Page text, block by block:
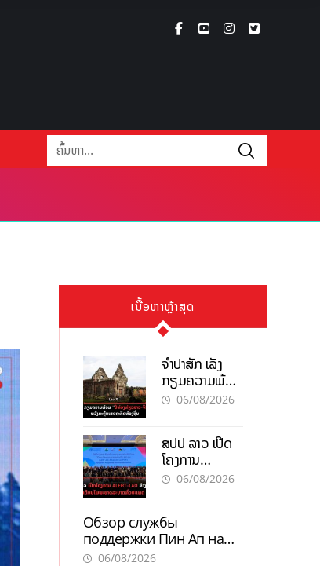
ເນື້ອຫາຫຼ້າສຸດ
ຈຳປາສັກ ເລັ່ງ
ກຽມຄວາມພ້ອມ
“ປີທ່ອງທ່ຽວ
ເສດຖະກິດ
ທ້ອງຖິ່ນ
06/08/2026
ສປປ ລາວ ເປີດ
ໂຄງການ
ALERT-LAO
ລະບາດທົ່ວ
ປະເທດ
06/08/2026
Обзор службы
поддержки Пин Ап на
официальном сайте с
06/08/2026